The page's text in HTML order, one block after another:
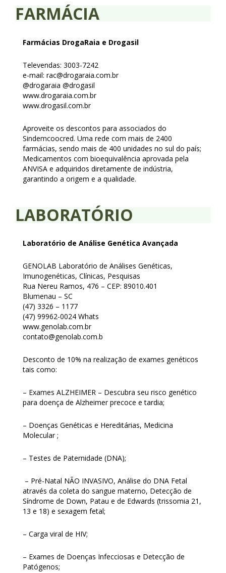
FARMÁCIA
Farmácias DrogaRaia e Drogasil
Televendas: 3003-7242
e-mail: rac@drogaraia.com.br
@drogaraia @drogasil
www.drogaraia.com.br
www.drogasil.com.br
Aproveite os descontos para associados do
Sindemcoocred. Uma rede com mais de 2400
farmácias, sendo mais de 400 unidades no sul do país;
Medicamentos com bioequivalência aprovada pela
ANVISA e adquiridos diretamente de indústria,
garantindo a origem e a qualidade.
LABORATÓRIO
Laboratório de Análise Genética Avançada
GENOLAB Laboratório de Análises Genéticas,
Imunogenéticas, Clínicas, Pesquisas
Rua Nereu Ramos, 476 – CEP: 89010.401
Blumenau – SC
(47) 3326 – 1177
(47) 99962-0024 Whats
www.genolab.com.br
contato@genolab.com.b
Desconto de 10% na realização de exames genéticos
tais como:
– Exames ALZHEIMER – Descubra seu risco genético
para doença de Alzheimer precoce e tardia;
– Doenças Genéticas e Hereditárias, Medicina
Molecular ;
– Testes de Paternidade (DNA);
– Pré-Natal NÃO INVASIVO, Análise do DNA Fetal
através da coleta do sangue materno, Detecção de
Síndrome de Down, Patau e de Edwards (trissomia 21,
13 e 18) e sexagem fetal;
– Carga viral de HIV;
– Exames de Doenças Infecciosas e Detecção de
Patógenos;